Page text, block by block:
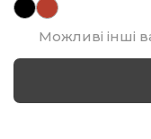
Можливі інші